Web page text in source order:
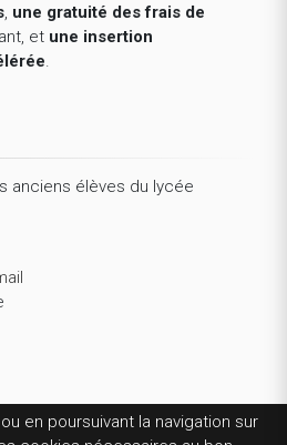
en poursuivant la navigation sur
, une gratuité des frais de
et une insertion
.
anciens élèves du lycée